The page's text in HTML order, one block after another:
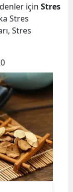
için Stres
Stres
Stres